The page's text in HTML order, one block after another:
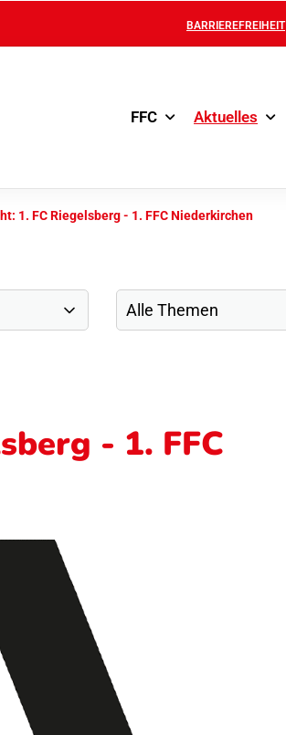
BARRIEREFREIHEIT
FFC Aktuelles
1. FC Riegelsberg - 1. FFC Niederkirchen
- 1. FFC